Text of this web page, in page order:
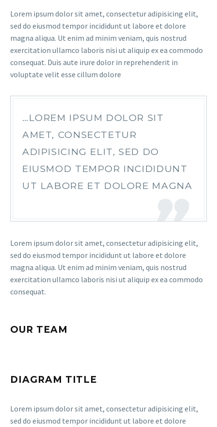
Lorem ipsum dolor sit amet, consectetur adipisicing elit,
sed do eiusmod tempor incididunt ut labore et dolore
magna aliqua. Ut enim ad minim veniam, quis nostrud
exercitation ullamco laboris nisi ut aliquip ex ea commodo
consequat. Duis aute irure dolor in reprehenderit in
voluptate velit esse cillum dolore
…LOREM IPSUM DOLOR SIT
AMET, CONSECTETUR
ADIPISICING ELIT, SED DO
EIUSMOD TEMPOR INCIDIDUNT
UT LABORE ET DOLORE MAGNA
Lorem ipsum dolor sit amet, consectetur adipisicing elit,
sed do eiusmod tempor incididunt ut labore et dolore
magna aliqua. Ut enim ad minim veniam, quis nostrud
exercitation ullamco laboris nisi ut aliquip ex ea commodo
consequat.
OUR TEAM
DIAGRAM TITLE
Lorem ipsum dolor sit amet, consectetur adipisicing elit,
sed do eiusmod tempor incididunt ut labore et dolore